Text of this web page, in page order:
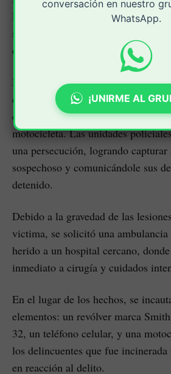
los funcionarios de policía
individuo retenido de sus derechos
capturada.
La investigación preliminar reveló
delincuente estaba acompañado por
cómplice que intentó escapar a
motocicleta. Las unidades
una persecución, logrando capturar
sospechoso y comunicándole sus
detenido.
Debido a la gravedad de las
victima, se solicitó una ambulancia
herido a un hospital cercano,
inmediato a cirugía y cuidados
En el lugar de los hechos, se
elementos: un revólver marca
32, un teléfono celular, y una
los delincuentes que fue
en reacción al delito.
conversación en nuestro
WhatsApp.
¡UNIRME AL